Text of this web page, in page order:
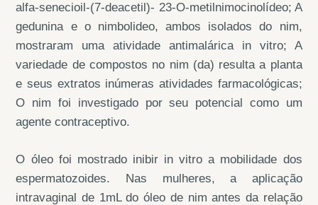
alfa-senecioil-(7-deacetil)- 23-O-metilnimocinolídeo; A
gedunina e o nimbolideo, ambos isolados do nim,
mostraram uma atividade antimalárica in vitro; A
variedade de compostos no nim (da) resulta a planta
e seus extratos inúmeras atividades farmacológicas;
O nim foi investigado por seu potencial como um
agente contraceptivo.
O óleo foi mostrado inibir in vitro a mobilidade dos
espermatozoides. Nas mulheres, a aplicação
intravaginal de 1mL do óleo de nim antes da relação